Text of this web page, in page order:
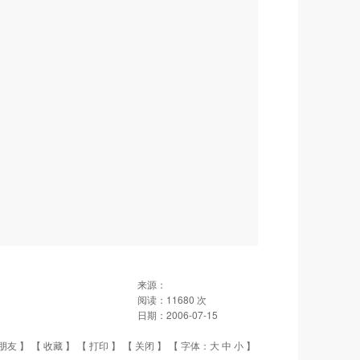
来源：
阅读： 11680 次
日期： 2006-07-15
友 】 【 收藏 】 【 打印 】 【 关闭 】 【 字体： 大中 小 】